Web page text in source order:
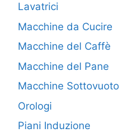
Lavatrici
Macchine da Cucire
Macchine del Caffè
Macchine del Pane
Macchine Sottovuoto
Orologi
Piani Induzione